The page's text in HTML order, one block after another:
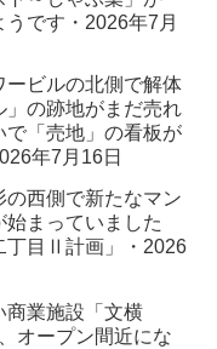
です・2026年7月
ービルの北側で解体
」の跡地がまだ売れ
で「売地」の看板が
年7月16日
の西側で新たなマン
始まっていました
丁目Ⅱ計画」・2026
商業施設「文横
オープン間近にな